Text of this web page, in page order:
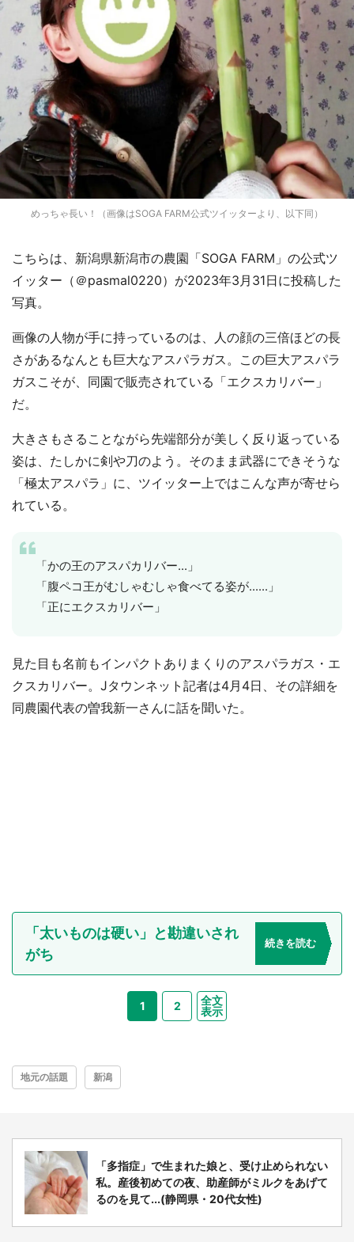
めっちゃ長い！（画像はSOGA FARM公式ツイッターより、以下同）
こちらは、新潟県新潟市の農園「SOGA FARM」の公式ツ
イッター（＠pasmal0220）が2023年3月31日に投稿した
写真。
画像の人物が手に持っているのは、人の顔の三倍ほどの長
さがあるなんとも巨大なアスパラガス。この巨大アスパラ
ガスこそが、同園で販売されている「エクスカリバー」
だ。
大きさもさることながら先端部分が美しく反り返っている
姿は、たしかに剣や刀のよう。そのまま武器にできそうな
「極太アスパラ」に、ツイッター上ではこんな声が寄せら
れている。
「かの王のアスパカリバー...」
「腹ペコ王がむしゃむしゃ食べてる姿が......」
「正にエクスカリバー」
見た目も名前もインパクトありまくりのアスパラガス・エ
クスカリバー。Jタウンネット記者は4月4日、その詳細を
同農園代表の曽我新一さんに話を聞いた。
「太いものは硬い」と勘違いされ
がち
続きを読む
1 2
全文
表示
地元の話題 新潟
「多指症」で生まれた娘と、受け止められない
私。産後初めての夜、助産師がミルクをあげて
るのを見て...(静岡県・20代女性)